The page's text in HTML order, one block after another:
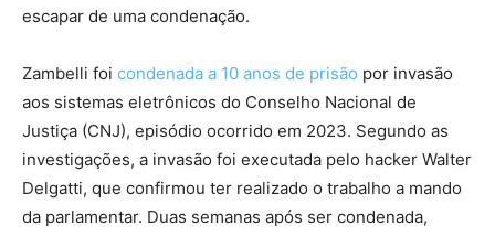
escapar de uma condenação.
Zambelli foi condenada a 10 anos de prisão por invasão
aos sistemas eletrônicos do Conselho Nacional de
Justiça (CNJ), episódio ocorrido em 2023. Segundo as
investigações, a invasão foi executada pelo hacker Walter
Delgatti, que confirmou ter realizado o trabalho a mando
da parlamentar. Duas semanas após ser condenada,